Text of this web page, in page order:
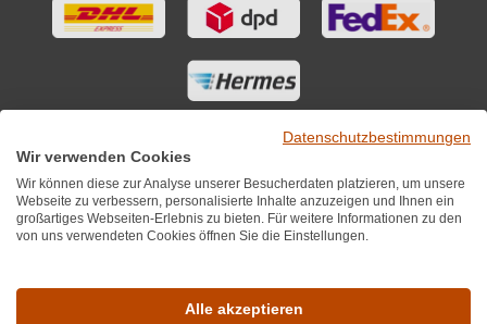
Datenschutzbestimmungen
Wir verwenden Cookies
Wir können diese zur Analyse unserer Besucherdaten platzieren, um unsere
Webseite zu verbessern, personalisierte Inhalte anzuzeigen und Ihnen ein
großartiges Webseiten-Erlebnis zu bieten. Für weitere Informationen zu den
von uns verwendeten Cookies öffnen Sie die Einstellungen.
Alle akzeptieren